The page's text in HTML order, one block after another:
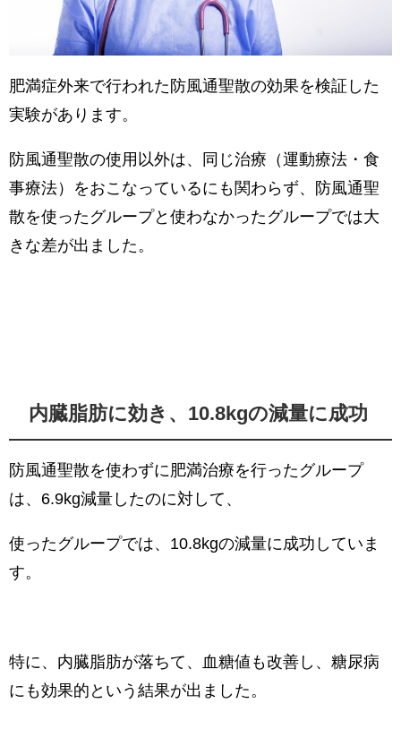
肥満症外来で行われた防風通聖散の効果を検証した
実験があります。
防風通聖散の使用以外は、同じ治療（運動療法・食
事療法）をおこなっているにも関わらず、防風通聖
散を使ったグループと使わなかったグループでは大
きな差が出ました。
内臓脂肪に効き、10.8kgの減量に成功
防風通聖散を使わずに肥満治療を行ったグループ
は、6.9kg減量したのに対して、
使ったグループでは、10.8kgの減量に成功していま
す。
特に、内臓脂肪が落ちて、血糖値も改善し、糖尿病
にも効果的という結果が出ました。